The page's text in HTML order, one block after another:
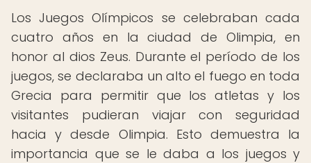
Los Juegos Olímpicos se celebraban cada
cuatro años en la ciudad de Olimpia, en
honor al dios Zeus. Durante el período de los
juegos, se declaraba un alto el fuego en toda
Grecia para permitir que los atletas y los
visitantes pudieran viajar con seguridad
hacia y desde Olimpia. Esto demuestra la
importancia que se le daba a los juegos y